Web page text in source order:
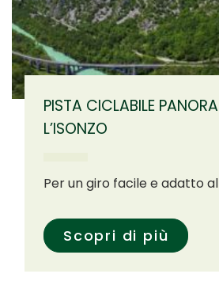
PISTA CICLABILE
L’ISONZO
Per un giro facile e adatto
Scopri di più